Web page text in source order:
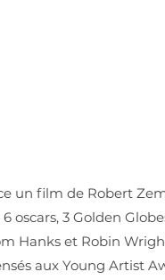
un film de Robert
oscars, 3 Golden
Hanks et Robin
aux Young Artist